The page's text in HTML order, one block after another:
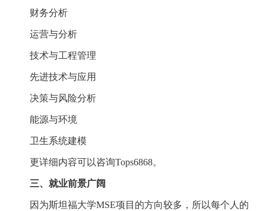
财务分析
运营与分析
技术与工程管理
先进技术与应用
决策与风险分析
能源与环境
卫生系统建模
更详细内容可以咨询Tops6868。
三、就业前景广阔
因为斯坦福大学MSE项目的方向较多，所以每个人的